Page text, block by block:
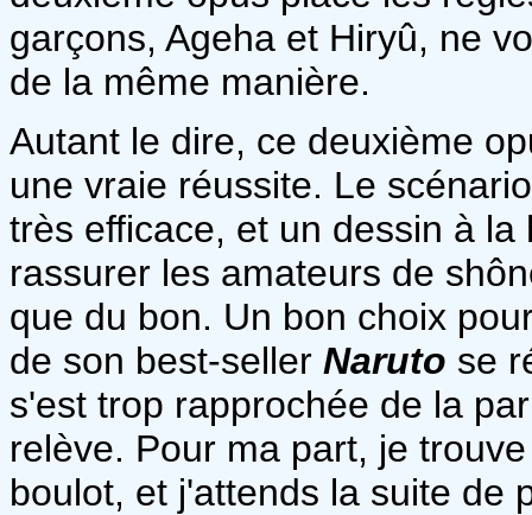
garçons, Ageha et Hiryû, ne
de la même manière.
Autant le dire, ce deuxième
une vraie réussite. Le
très efficace, et un dessin à
rassurer les amateurs de
que du bon. Un bon choix
de son best-seller Naruto se
s'est trop rapprochée de la
relève. Pour ma part, je
boulot, et j'attends la suite de